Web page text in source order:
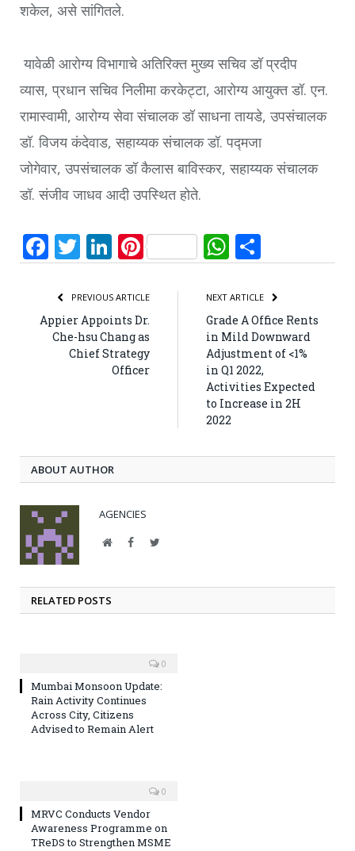
शकेल, असे सांगितले.
यावेळी आरोग्य विभागाचे अतिरिक्त मुख्य सचिव डॉ प्रदीप
व्यास,प्रधान सचिव निलीमा करकेट्टा, आरोग्य आयुक्त डॉ. एन.
रामास्वामी, आरोग्य सेवा संचालक डॉ साधना तायडे,उपसंचालक
डॉ. विजय कंदेवाड,सहाय्यक संचालक डॉ. पद्मजा
जोगेवार,उपसंचालक डॉ कैलास बाविस्कर,सहाय्यक संचालक
डॉ. संजीव जाधव आदी उपस्थित होते.
Facebook
Twitter
LinkedIn
PinterestWhatsApp
PREVIOUS ARTICLE
Appier Appoints Dr.
Che-hsu Chang as
Chief Strategy
Officer
NEXT ARTICLE
Grade A Office Rents
in Mild Downward
Adjustment of <1%
in Q1 2022,
Activities Expected
to Increase in 2H
2022
ABOUT AUTHOR
AGENCIES
WebsiteFacebookTwitter
RELATED POSTS
0
Mumbai Monsoon Update:
Rain Activity Continues
Across City, Citizens
Advised to Remain Alert
0
MRVC Conducts Vendor
Awareness Programme on
TReDS to Strengthen MSME